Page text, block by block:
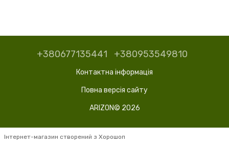
+380677135441 +380953549810
Контактна інформація
Повна версія сайту
ARIZON© 2026
Інтернет-магазин створений з Хорошоп